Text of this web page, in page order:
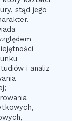
stąd jego
i analiz